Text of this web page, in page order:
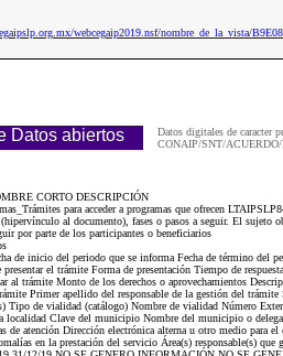
webcegaip2019.nsf/nombre_de_la_vista/
Datos abiertos
Datos digitales de caracter
CONAIP/SNT/ACUERDO/
CORTO DESCRIPCIÓN
para acceder a programas que ofrecen
al documento), fases o pasos a seguir. El sujeto
por parte de los participantes o beneficiarios
de inicio del periodo que se informa Fecha de término del
presentar el trámite Forma de presentación Tiempo de
al trámite Monto de los derechos o aprovechamientos
Primer apellido del responsable de la gestión del
Tipo de vialidad (catálogo) Nombre de vialidad Número
localidad Clave del municipio Nombre del municipio o
de atención Dirección electrónica alterna u otro medio para el
en la prestación del servicio Área(s) responsable(s)